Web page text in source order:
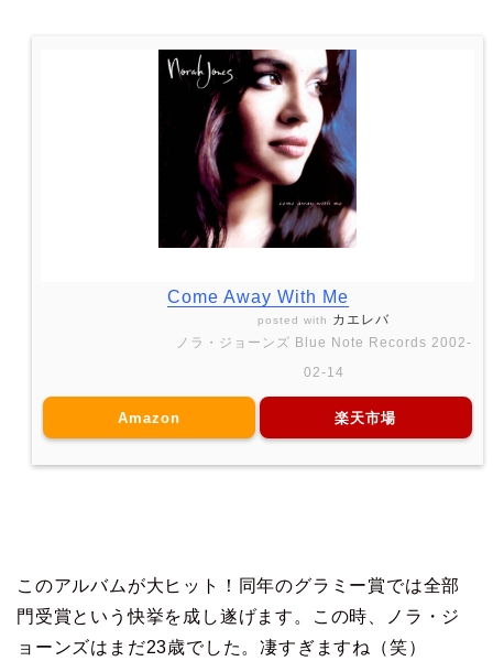
Come Away With Me
posted with カエレバ
ノラ・ジョーンズ Blue Note Records 2002-
02-14
Amazon 楽天市場
このアルバムが大ヒット！同年のグラミー賞では全部
門受賞という快挙を成し遂げます。この時、ノラ・ジ
ョーンズはまだ23歳でした。凄すぎますね（笑）